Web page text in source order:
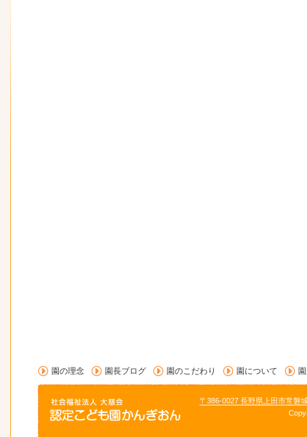
園の理念 園長ブログ 園のこだわり 園について
〒386-0027 長野県上田市常磐